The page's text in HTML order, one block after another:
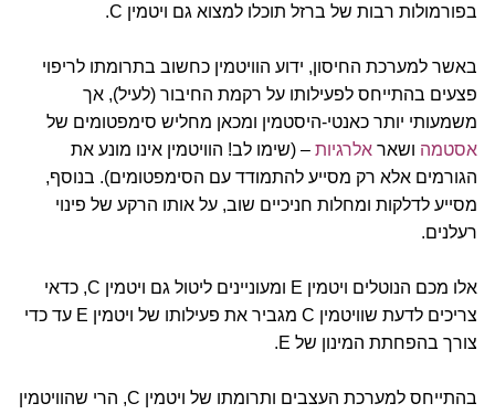
בפורמולות רבות של ברזל תוכלו למצוא גם ויטמין C.
באשר למערכת החיסון, ידוע הוויטמין כחשוב בתרומתו לריפוי
פצעים בהתייחס לפעילותו על רקמת החיבור (לעיל), אך
משמעותי יותר כאנטי-היסטמין ומכאן מחליש סימפטומים של
אסטמה ושאר אלרגיות– (שימו לב! הוויטמין אינו מונע את
הגורמים אלא רק מסייע להתמודד עם הסימפטומים). בנוסף,
מסייע לדלקות ומחלות חניכיים שוב, על אותו הרקע של פינוי
רעלנים.
אלו מכם הנוטלים ויטמין E ומעוניינים ליטול גם ויטמין C, כדאי
צריכים לדעת שוויטמין C מגביר את פעילותו של ויטמין E עד כדי
צורך בהפחתת המינון של E.
בהתייחס למערכת העצבים ותרומתו של ויטמין C, הרי שהוויטמין